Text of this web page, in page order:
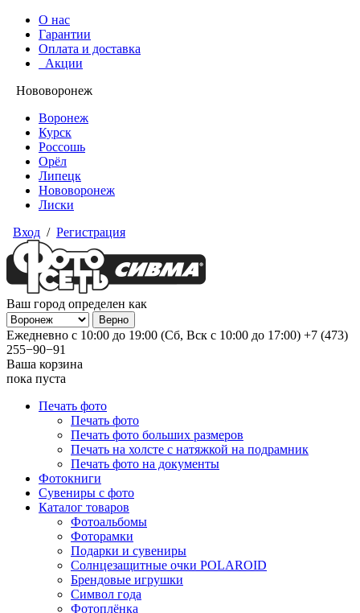
О нас
Гарантии
Оплата и доставка
Акции
Нововоронеж
Воронеж
Курск
Россошь
Орёл
Липецк
Нововоронеж
Лиски
Вход / Регистрация
Ваш город определен как
Ежедневно с 10:00 до 19:00 (Сб, Вск с 10:00 до 17:00) +7 (473)
255−90−91
Ваша корзина
пока пуста
Печать фото
Печать фото
Печать фото больших размеров
Печать на холсте с натяжкой на подрамник
Печать фото на документы
Фотокниги
Сувениры с фото
Каталог товаров
Фотоальбомы
Фоторамки
Подарки и сувениры
Солнцезащитные очки POLAROID
Брендовые игрушки
Символ года
Фотоплёнка